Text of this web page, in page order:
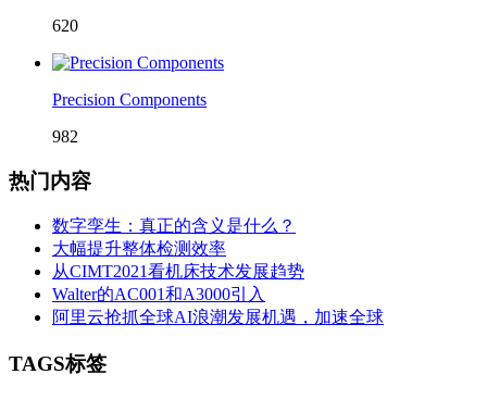
620
Precision Components
982
热门内容
数字孪生：真正的含义是什么？
大幅提升整体检测效率
从CIMT2021看机床技术发展趋势
Walter的AC001和A3000引入
阿里云抢抓全球AI浪潮发展机遇，加速全球
TAGS标签